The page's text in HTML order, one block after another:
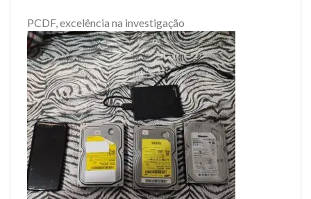
PCDF, excelência na investigação